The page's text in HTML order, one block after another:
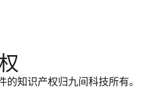
的知识产权归九间科技所有。